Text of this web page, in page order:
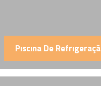
Pıscına De